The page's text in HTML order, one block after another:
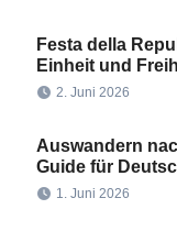
Festa della
Einheit und
2. Juni 2026
Auswandern
Guide für
1. Juni 2026